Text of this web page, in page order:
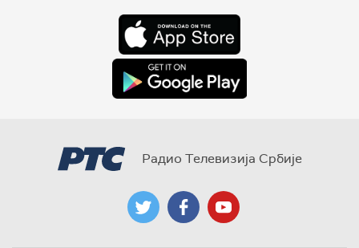
Радио Телевизија Србије